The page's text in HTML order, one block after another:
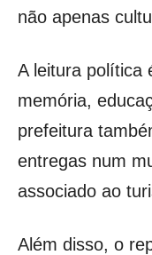
não apenas
A leitura política
memória,
prefeitura
entregas num
associado ao
Além disso, o